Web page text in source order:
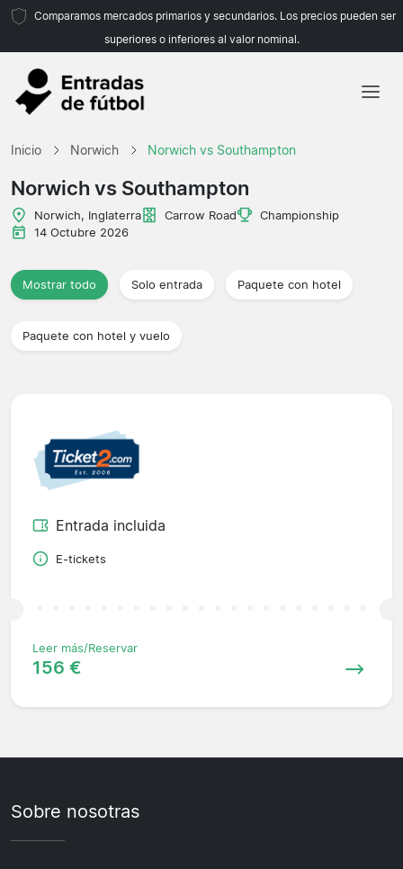
Comparamos mercados primarios y secundarios. Los precios pueden ser
superiores o inferiores al valor nominal.
Ligas
Inicio Norwich Norwich vs Southampton
Norwich vs Southampton
Norwich, Inglaterra Carrow Road
Championship
14 Octubre 2026
Mostrar todo Solo entrada Paquete con hotel
Paquete con hotel y vuelo
Entrada incluida
E-tickets
Leer más/Reservar
156 €
Sobre nosotras